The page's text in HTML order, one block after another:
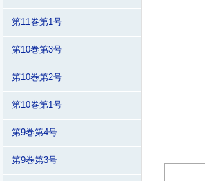
第11巻第1号
第10巻第3号
第10巻第2号
第10巻第1号
第9巻第4号
第9巻第3号